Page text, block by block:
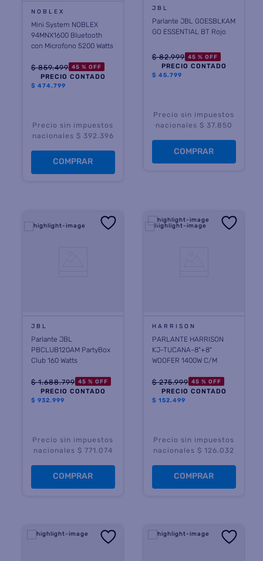
NOBLEX
Mini System NOBLEX
94MNX1600 Bluetooth
con Microfono 5200 Watts
$ 859.499 45 % OFF
PRECIO CONTADO
$ 474.799
Precio sin impuestos
nacionales $ 392.396
COMPRAR
JBL
Parlante JBL GOESBLKAM
GO ESSENTIAL BT Rojo
$ 82.999 45 % OFF
PRECIO CONTADO
$ 45.799
Precio sin impuestos
nacionales $ 37.850
COMPRAR
JBL
Parlante JBL
PBCLUB120AM PartyBox
Club 160 Watts
$ 1.688.799 45 % OFF
PRECIO CONTADO
$ 932.999
Precio sin impuestos
nacionales $ 771.074
COMPRAR
HARRISON
PARLANTE HARRISON
KJ-TUCANA-8"+8"
WOOFER 1400W C/M
$ 275.999 45 % OFF
PRECIO CONTADO
$ 152.499
Precio sin impuestos
nacionales $ 126.032
COMPRAR